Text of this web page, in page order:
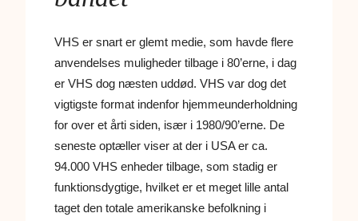
VHS er snart er glemt medie, som havde flere
anvendelses muligheder tilbage i 80’erne, i dag
er VHS dog næsten uddød. VHS var dog det
vigtigste format indenfor hjemmeunderholdning
for over et årti siden, især i 1980/90’erne. De
seneste optæller viser at der i USA er ca.
94.000 VHS enheder tilbage, som stadig er
funktionsdygtige, hvilket er et meget lille antal
taget den totale amerikanske befolkning i